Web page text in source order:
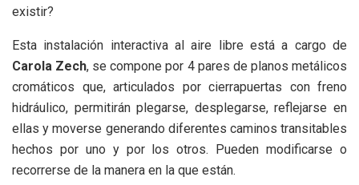
existir?
Esta instalación interactiva al aire libre está a cargo de
Carola Zech, se compone por 4 pares de planos metálicos
cromáticos que, articulados por cierrapuertas con freno
hidráulico, permitirán plegarse, desplegarse, reflejarse en
ellas y moverse generando diferentes caminos transitables
hechos por uno y por los otros. Pueden modificarse o
recorrerse de la manera en la que están.